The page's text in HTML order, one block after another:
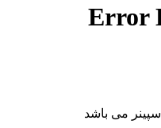
Error
می باشد